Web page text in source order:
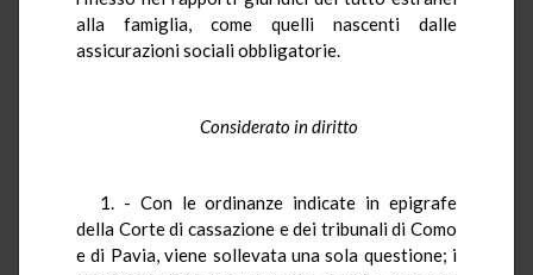
alla famiglia, come quelli nascenti dalle
assicurazioni sociali obbligatorie.
Considerato in diritto
1. - Con le ordinanze indicate in epigrafe
della Corte di cassazione e dei tribunali di Como
e di Pavia, viene sollevata una sola questione; i